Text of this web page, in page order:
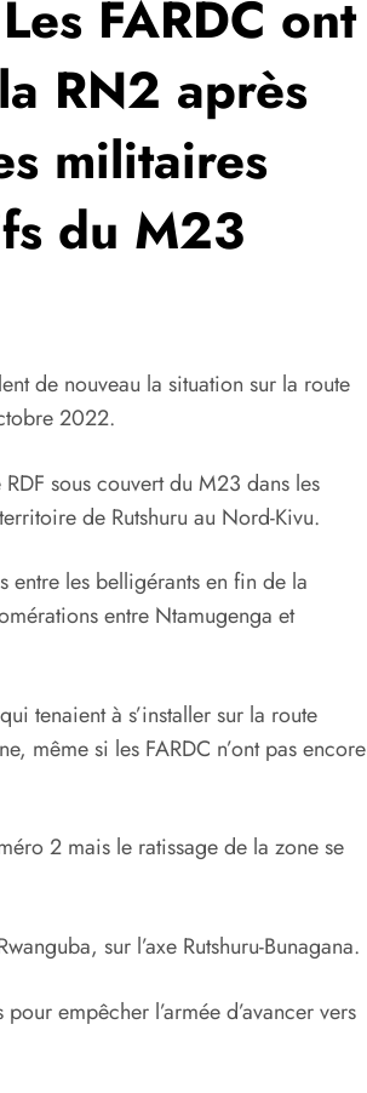
FARDC ont
RN2 après
militaires
du M23
de nouveau la situation sur la route
2022.
sous couvert du M23 dans les
de Rutshuru au Nord-Kivu.
entre les belligérants en fin de la
entre Ntamugenga et
tenaient à s’installer sur la route
même si les FARDC n’ont pas encore
2 mais le ratissage de la zone se
sur l’axe Rutshuru-Bunagana.
empêcher l’armée d’avancer vers